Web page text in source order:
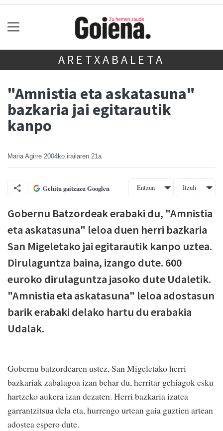
ARETXABALETA
"Amnistia eta askatasuna"
bazkaria jai egitarautik
kanpo
Maria Agirre 2004ko irailaren 21a
Gehitu gaitzazu Googlen Entzun Itzuli
Gobernu Batzordeak erabaki du, "Amnistia
eta askatasuna" leloa duen herri bazkaria
San Migeletako jai egitarautik kanpo uztea.
Dirulaguntza baina, izango dute. 600
euroko dirulaguntza jasoko dute Udaletik.
"Amnistia eta askatasuna" leloa adostasun
barik erabaki delako hartu du erabakia
Udalak.
Gobernu batzordearen ustez, San Migeletako herri
bazkariak zabalagoa izan behar du, herritar gehiagok esku
hartzeko aukera izan dezaten. Herri bazkaria izatea
garrantzitsua dela eta, hurrengo urtean gaia guztien artean
adostea espero dute.